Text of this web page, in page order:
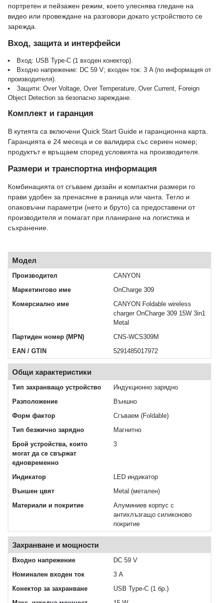
портретен и пейзажен режим, което улеснява гледане на
видео или провеждане на разговори докато устройството се
зарежда.
Вход, защита и интерфейси
Вход: USB Type-C (1 входен конектор).
Входно напрежение: DC 59 V; входен ток: 3 A (по информация от
производителя).
Защити: Over Voltage, Over Temperature, Over Current, Foreign
Object Detection за безопасно зареждане.
Комплект и гаранция
В кутията са включени Quick Start Guide и гаранционна карта.
Гаранцията е 24 месеца и се валидира със сериен номер;
продуктът е връщаем според условията на производителя.
Размери и транспортна информация
Комбинацията от сгъваем дизайн и компактни размери го
прави удобен за пренасяне в раница или чанта. Тегло и
опаковъчни параметри (нето и бруто) са предоставени от
производителя и помагат при планиране на логистика и
съхранение.
Модел
Производител
CANYON
Маркетингово име
OnCharge 309
Комерсиално име
CANYON Foldable wireless
charger OnCharge 309 15W 3in1
Metal
Партиден номер (MPN)
CNS-WCS309M
EAN / GTIN
5291485017972
Общи характеристики
Тип захранващо устройство
Индукционно зарядно
Разположение
Външно
Форм фактор
Сгъваем (Foldable)
Тип безжично зарядно
Магнитно
Брой устройства, които
могат да се свържат
едновременно
3
Индикатор
LED индикатор
Външен цвят
Metal (метален)
Материали и покритие
Алуминиев корпус с
антихлъзгащо силиконово
покритие
Захранване и мощности
Входно напрежение
DC 59 V
Номинален входен ток
3 A
Конектор за захранване
USB Type-C (1 бр.)